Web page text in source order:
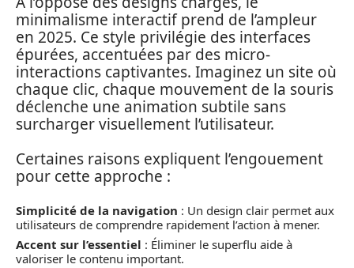
minimalisme interactif prend de l’ampleur
en 2025. Ce style privilégie des interfaces
épurées, accentuées par des micro-
interactions captivantes. Imaginez un site où
chaque clic, chaque mouvement de la souris
déclenche une animation subtile sans
surcharger visuellement l’utilisateur.
Certaines raisons expliquent l’engouement
pour cette approche :
Simplicité de la navigation : Un design clair permet aux
utilisateurs de comprendre rapidement l’action à mener.
Accent sur l’essentiel : Éliminer le superflu aide à
valoriser le contenu important.